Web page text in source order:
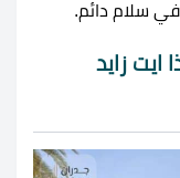
في سلام دائم.
ايت زايد